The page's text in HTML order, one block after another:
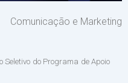
Comunicação e Marketing
Seletivo do Programa de Apoio